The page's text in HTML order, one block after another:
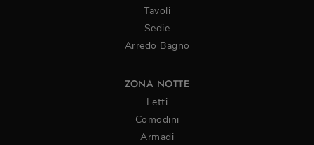
Tavoli
Sedie
Arredo Bagno
ZONA NOTTE
Letti
Comodini
Armadi